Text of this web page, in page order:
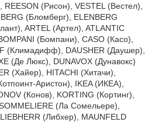
REESON (Рисон), VESTEL (Вестел),
(Бломберг), ELENBERG
ARTEL (Артел), ATLANTIC
(Бомпани), CASO (Касо),
(Климадифф), DAUSHER (Даушер),
(Де Люкс), DUNAVOX (Дунавокс)
(Хайер), HITACHI (Хитачи),
Аристон), IKEA (ИКЕА),
(Конов), KORTING (Кортинг),
(Ла Сомельере),
(Либхер), MAUNFELD